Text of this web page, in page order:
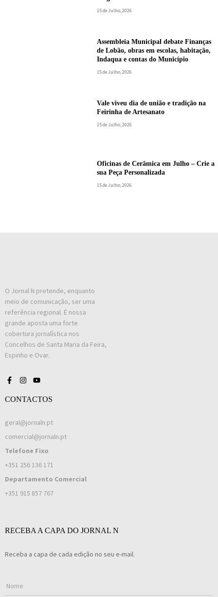
15 de Julho, 2026
Assembleia Municipal debate Finanças
de Lobão, obras em escolas, habitação,
Indaqua e contas do Município
15 de Julho, 2026
Vale viveu dia de união e tradição na
Feirinha de Artesanato
15 de Julho, 2026
Oficinas de Cerâmica em Julho – Crie a
sua Peça Personalizada
15 de Julho, 2026
O Jornal N pretende, enquanto
meio de comunicação, ser uma
referência regional. É nossa
grande aposta uma forte
cobertura jornalística nos
Concelhos de Santa Maria da Feira,
Espinho e Ovar.
CONTACTOS
geral@jornaln.pt
comercial@jornaln.pt
Telefone Fixo
+351 256 136 171
Departamento Comercial
+351 915 857 767
RECEBA A CAPA DO JORNAL N
Receba a capa de cada edição no seu e-mail.